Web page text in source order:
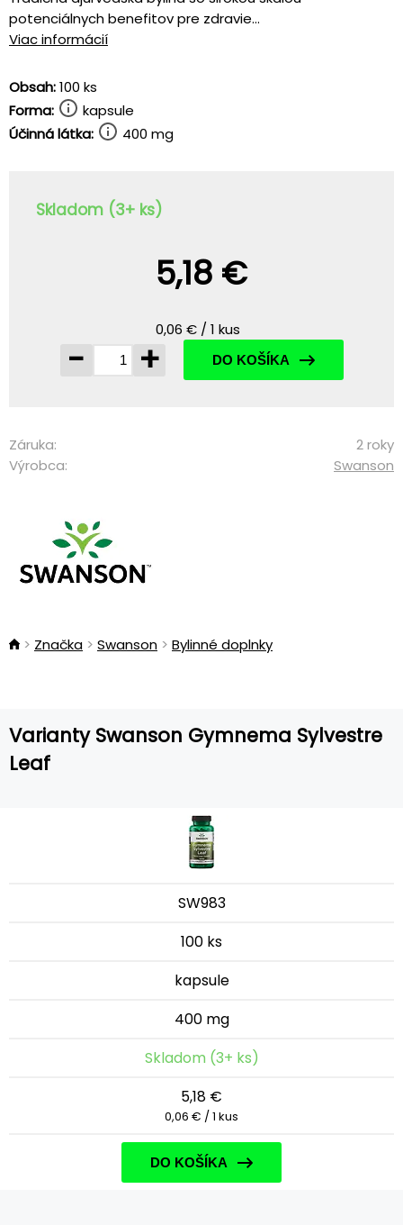
potenciálnych benefitov pre zdravie...
Viac informácií
Obsah:100 ks
Forma:
kapsule
Účinná látka:
400 mg
Skladom (3+ ks)
5,18 €
0,06 € / 1 kus
- + DO KOŠÍKA
Záruka:
2 roky
Výrobca:
Swanson
Značka Swanson Bylinné doplnky
Varianty Swanson Gymnema Sylvestre
Leaf
SW983
100 ks
kapsule
400 mg
Skladom (3+ ks)
5,18 €
0,06 € / 1 kus
DO KOŠÍKA